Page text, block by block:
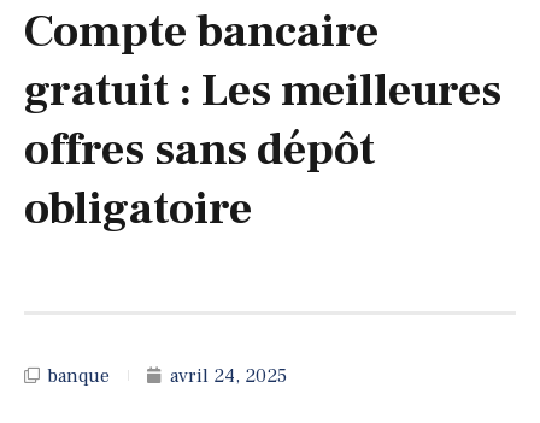
Compte bancaire
gratuit : Les meilleures
offres sans dépôt
obligatoire
banque avril 24, 2025